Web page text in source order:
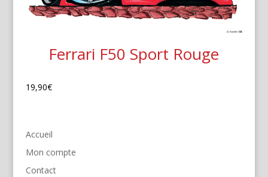
Ferrari F50 Sport Rouge
19,90€
Accueil
Mon compte
Contact